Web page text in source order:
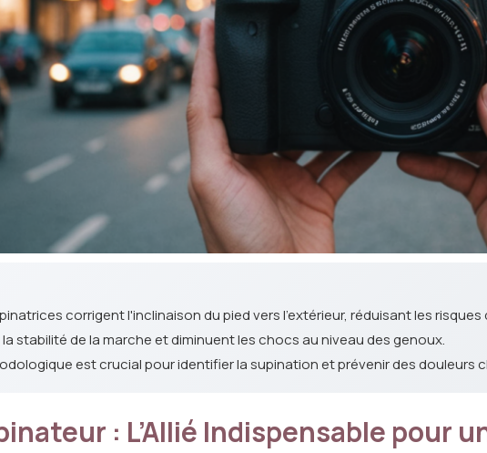
corrigent l'inclinaison du pied vers l'extérieur, réduisant les risques
la stabilité de la marche et diminuent les chocs au niveau des genoux.
est crucial pour identifier la supination et prévenir des douleurs
: L’Allié Indispensable pour